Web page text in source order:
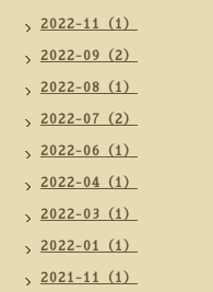
2022-11（1）
2022-09（2）
2022-08（1）
2022-07（2）
2022-06（1）
2022-04（1）
2022-03（1）
2022-01（1）
2021-11（1）